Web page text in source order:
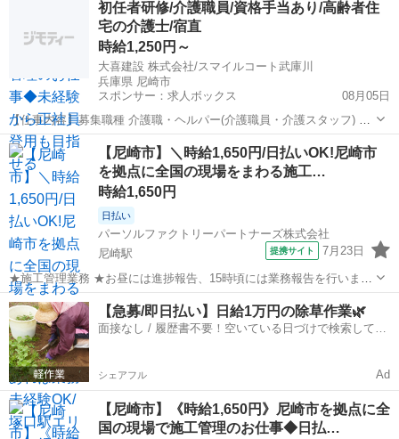
ればすぐに始められます。 ※北海道から沖縄まで、全国各地へ出張し
ます。 ・紹介予定派遣の求...
初任者研修/介護職員/資格手当あり/高齢者住
宅の介護士/宿直
時給1,250円～
大喜建設 株式会社/スマイルコート武庫川
兵庫県 尼崎市
スポンサー：求人ボックス
08月05日
【仕事内容】募集職種 介護職・ヘルパー(介護職員・介護スタッフ) パ
ート・アルバイト 仕事内容 身体介護、排泄介助、生活援助 給与・手
当 <給与> 時給1,250円〜 <給与の備考> 日給 1回10,000円～ <手当>
交通費支...
アルバイト・パート
【尼崎市】＼時給1,650円/日払いOK!尼崎市
を拠点に全国の現場をまわる施工…
時給1,650円
日払い
パーソルファクトリーパートナーズ株式会社
尼崎駅
提携サイト 7月23日
★施工管理業務 ★お昼には進捗報告、15時頃には業務報告を行いま
す。 ★現場で施工管理を行い、荷受け対応やお客様対応をします。 ★
普通自動車免許があれば未経験でもOK! ※北海道から沖縄まで、全国
各地へ出張します。 ★紹介...
兵庫 尼崎市 尼崎駅 その他
【急募/即日払い】日給1万円の除草作業🌿
面接なし / 履歴書不要！空いている日づけで検索して即
シェアフル Ad
【尼崎市】《時給1,650円》尼崎市を拠点に全
国の現場で施工管理のお仕事◆日払…